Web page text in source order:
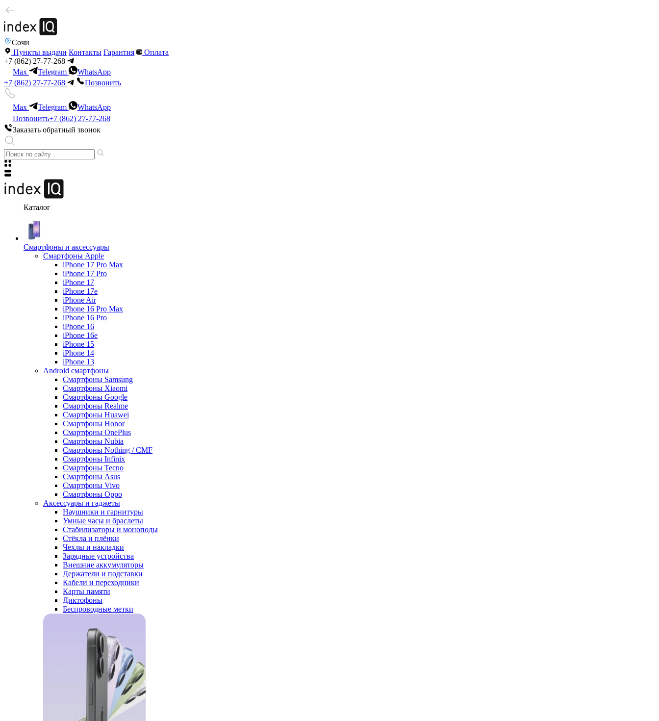
Сочи
Пункты выдачи Контакты Гарантия
Оплата
+7 (862) 27-77-268
Max
Telegram
WhatsApp
+7 (862) 27-77-268
Позвонить
Max Telegram
WhatsApp
Позвонить+7 (862) 27-77-268
Заказать обратный звонок
Каталог
Смартфоны и аксессуары
Смартфоны Apple
iPhone 17 Pro Max
iPhone 17 Pro
iPhone 17
iPhone 17e
iPhone Air
iPhone 16 Pro Max
iPhone 16 Pro
iPhone 16
iPhone 16e
iPhone 15
iPhone 14
iPhone 13
Android cмартфоны
Смартфоны Samsung
Смартфоны Xiaomi
Смартфоны Google
Смартфоны Realme
Смартфоны Huawei
Смартфоны Honor
Смартфоны OnePlus
Смартфоны Nubia
Смартфоны Nothing / CMF
Смартфоны Infinix
Смартфоны Tecno
Смартфоны Asus
Смартфоны Vivo
Смартфоны Oppo
Аксессуары и гаджеты
Наушники и гарнитуры
Умные часы и браслеты
Стабилизаторы и моноподы
Стёкла и плёнки
Чехлы и накладки
Зарядные устройства
Внешние аккумуляторы
Держатели и подставки
Кабели и переходники
Карты памяти
Диктофоны
Беспроводные метки